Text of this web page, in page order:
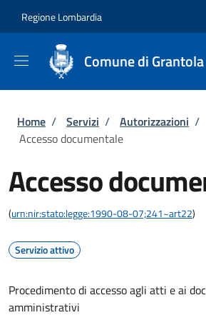
Regione Lombardia
Comune di Grantola
Briciole di pane
Home / Servizi / Autorizzazioni /
Accesso documentale
Accesso
(urn:nir:stato:legge:1990-08-07;241~art22)
Servizio attivo
Procedimento di accesso agli atti e ai
amministrativi